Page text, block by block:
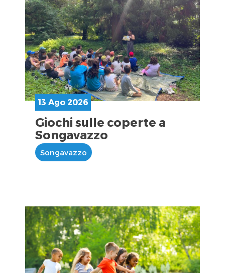
13 Ago 2026
Giochi sulle coperte a
Songavazzo
Songavazzo